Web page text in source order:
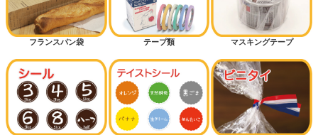
フランスパン袋 テープ類 マスキングテープ